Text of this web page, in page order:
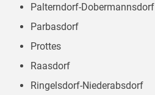
Palterndorf-Dobermannsdorf
Parbasdorf
Prottes
Raasdorf
Ringelsdorf-Niederabsdorf